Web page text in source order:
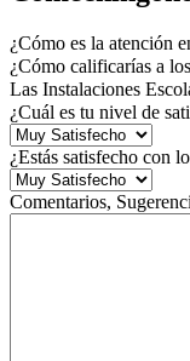
¿Cómo es la atención
¿Cómo calificarías a
Las Instalaciones
¿Cuál es tu nivel de
¿Estás satisfecho con
Comentarios,